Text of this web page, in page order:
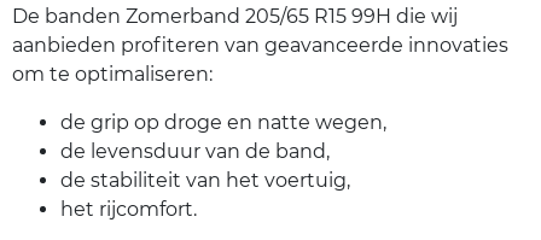
De banden Zomerband 205/65 R15 99H die wij
aanbieden profiteren van geavanceerde innovaties
om te optimaliseren:
de grip op droge en natte wegen,
de levensduur van de band,
de stabiliteit van het voertuig,
het rijcomfort.